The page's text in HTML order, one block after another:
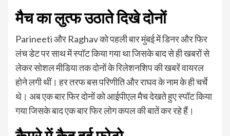
मैच का लुत्फ उठाते दिखे दोनों
Parineeti और Raghav को पहली बार मुंबई में डिनर और फिर
लंच डेट पर साथ में स्पॉट किया गया था जिसके बाद से ही खबरों से
लेकर सोशल मीडिया तक दोनों के रिलेशनशिप की खबरें वायरल
होने लगी थीं। हर तरफ बस परिणीति और राघव के नाम के ही चर्चे
थे। अब एक बार फिर दोनों को आईपीएल मैच देखते हुए स्पॉट किया
गया जिसके बाद एक बार फिर लोग कपल की बातें कर रहे हैं।